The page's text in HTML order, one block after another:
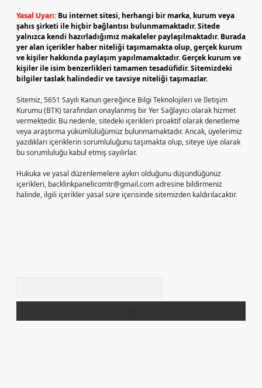
Yasal Uyarı: Bu internet sitesi, herhangi bir marka, kurum veya
şahıs şirketi ile hiçbir bağlantısı bulunmamaktadır. Sitede
yalnızca kendi hazırladığımız makaleler paylaşılmaktadır. Burada
yer alan içerikler haber niteliği taşımamakta olup, gerçek kurum
ve kişiler hakkında paylaşım yapılmamaktadır. Gerçek kurum ve
kişiler ile isim benzerlikleri tamamen tesadüfidir. Sitemizdeki
bilgiler taslak halindedir ve tavsiye niteliği taşımazlar.
Sitemiz, 5651 Sayılı Kanun gereğince Bilgi Teknolojileri ve İletişim
Kurumu (BTK) tarafından onaylanmış bir Yer Sağlayıcı olarak hizmet
vermektedir. Bu nedenle, sitedeki içerikleri proaktif olarak denetleme
veya araştırma yükümlülüğümüz bulunmamaktadır. Ancak, üyelerimiz
yazdıkları içeriklerin sorumluluğunu taşımakta olup, siteye üye olarak
bu sorumluluğu kabul etmiş sayılırlar.
Hukuka ve yasal düzenlemelere aykırı olduğunu düşündüğünüz
içerikleri, backlinkpanelicomtr@gmail.comadresine bildirmeniz
halinde, ilgili içerikler yasal süre içerisinde sitemizden kaldırılacaktır.